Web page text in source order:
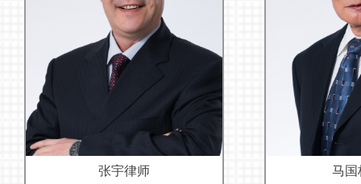
张宇律师 马国